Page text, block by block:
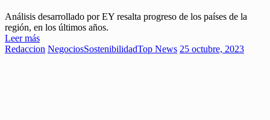
Análisis desarrollado por EY resalta progreso de los países de la
región, en los últimos años.
Leer más
Redaccion NegociosSostenibilidadTop News 25 octubre, 2023